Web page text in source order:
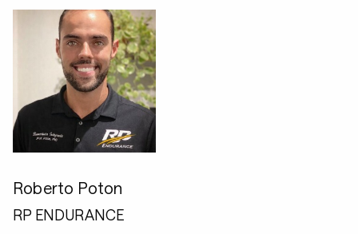
Roberto Poton
RP ENDURANCE